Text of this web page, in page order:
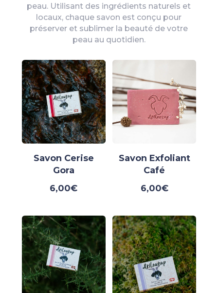
peau. Utilisant des ingrédients naturels et
locaux, chaque savon est conçu pour
préserver et sublimer la beauté de votre
peau au quotidien.
Savon Cerise
Gora
6,00€
Savon Exfoliant
Café
6,00€